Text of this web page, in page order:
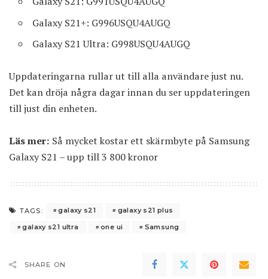
Galaxy S21+: G996USQU4AUGQ
Galaxy S21 Ultra: G998USQU4AUGQ
Uppdateringarna rullar ut till alla användare just nu.
Det kan dröja några dagar innan du ser uppdateringen
till just din enheten.
Läs mer: Så mycket kostar ett skärmbyte på Samsung
Galaxy S21 – upp till 3 800 kronor
TAGS: galaxy s21
galaxy s21 plus
galaxy s21 ultra
one ui Samsung
SHARE ON